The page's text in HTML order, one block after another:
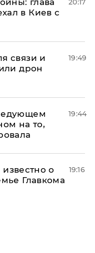
глава
в Киев с
20:17
связи и
дрон
19:49
на то,
19:44
о
Главкома
19:16